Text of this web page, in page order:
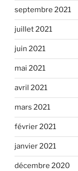
septembre 2021
juillet 2021
juin 2021
mai 2021
avril 2021
mars 2021
février 2021
janvier 2021
décembre 2020